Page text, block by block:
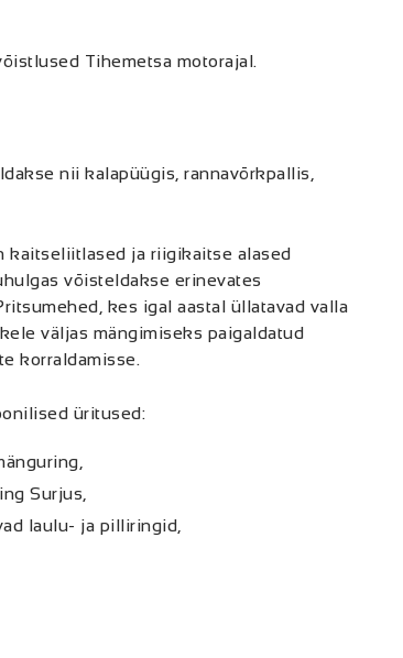
Tihemetsa motorajal.
nii kalapüügis, rannavõrkpallis,
kaitseliitlased ja riigikaitse alased
võisteldakse erinevates
kes igal aastal üllatavad valla
väljas mängimiseks paigaldatud
korraldamisse.
üritused:
Surjus,
laulu- ja pilliringid,